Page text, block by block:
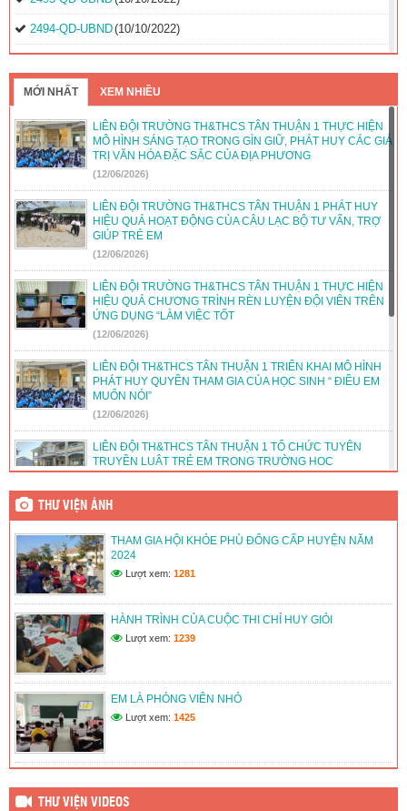
2494-QD-UBND(10/10/2022)
888/TB-UBND(31/08/2022)
2397/QĐ-UBND(26/08/2022)
31/2022/NQ-HĐND (16/08/2022)
MỚI NHẤT XEM NHIỀU
LIÊN ĐỘI TRƯỜNG TH&THCS TÂN THUẬN 1 THỰC HIỆN
MÔ HÌNH SÁNG TẠO TRONG GÌN GIỮ, PHÁT HUY CÁC GIÁ
TRỊ VĂN HÓA ĐẶC SẮC CỦA ĐỊA PHƯƠNG
(12/06/2026)
LIÊN ĐỘI TRƯỜNG TH&THCS TÂN THUẬN 1 PHÁT HUY
HIỆU QUẢ HOẠT ĐỘNG CỦA CÂU LẠC BỘ TƯ VẤN, TRỢ
GIÚP TRẺ EM
(12/06/2026)
LIÊN ĐỘI TRƯỜNG TH&THCS TÂN THUẬN 1 THỰC HIỆN
HIỆU QUẢ CHƯƠNG TRÌNH RÈN LUYỆN ĐỘI VIÊN TRÊN
ỨNG DỤNG “LÀM VIỆC TỐT
(12/06/2026)
LIÊN ĐỘI TH&THCS TÂN THUẬN 1 TRIỂN KHAI MÔ HÌNH
PHÁT HUY QUYỀN THAM GIA CỦA HỌC SINH “ ĐIỀU EM
MUỐN NÓI”
(12/06/2026)
LIÊN ĐỘI TH&THCS TÂN THUẬN 1 TỔ CHỨC TUYÊN
TRUYỀN LUẬT TRẺ EM TRONG TRƯỜNG HỌC
LIÊN ĐỘI TH&THCS TÂN THUẬN 1 TỔ CHỨC HOẠT ĐỘNG
(12/06/2026)
LIÊN ĐỘI TRƯỜNG TH&THCS TÂN THUẬN 1 DUY TRÌ VÀ
PHÁT TRIỂN CÂU LẠC BỘ VĂN HÓA, VĂN NGHỆ, THỂ
THAO
(12/06/2026)
LIÊN ĐỘI TRƯỜNG TH&THCS TÂN THUẬN 1 TỔ CHỨC
HOẠT ĐỘNG VIẾT THƯ CHÀO MỪNG ĐẠI HỘI ĐOÀN CÁC
CẤP
(12/06/2026)
THƯ VIỆN ẢNH
THAM GIA HỘI KHỎE PHÙ ĐỔNG CẤP HUYỆN NĂM
2024
Lượt xem: 1281
HÀNH TRÌNH CỦA CUỘC THI CHỈ HUY GIỎI
Lượt xem: 1239
EM LÀ PHÓNG VIÊN NHỎ
Lượt xem: 1425
THƯ VIỆN VIDEOS